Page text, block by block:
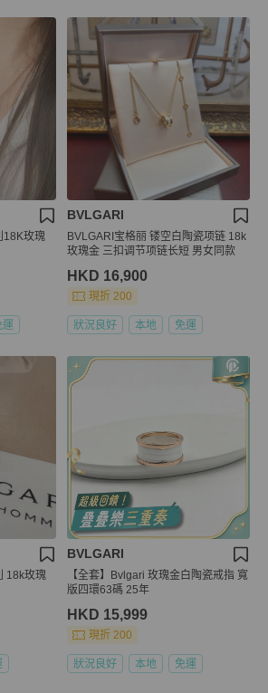
18K玫瑰
運
BVLGARI
BVLGARI宝格丽 镂空白陶瓷项链 18k
玫瑰金 三扣调节项链长短 男女同款
HKD 16,900
現折 200
狀況良好 本地 免運
BVLGARI
【全套】Bvlgari 玫瑰金白陶瓷戒指 寬
版四環63碼 25年
HKD 15,999
現折 200
狀況良好 本地 免運